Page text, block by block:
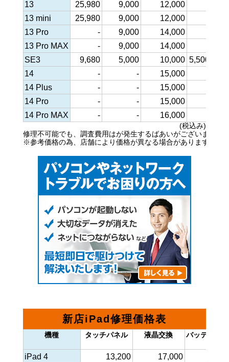
13 25,980 9,000 12,000
13 mini
25,980 9,000 12,000
13 Pro
- 9,000 14,000
13 Pro MAX
- 9,000 14,000
SE3
9,680 5,000 10,000 5,500
14
- - 15,000
14 Plus
- - 15,000
14 Pro
- - 15,000
14 Pro MAX
- - 16,000
(税込み)
修理不可能でも、調査費用はが発生するばあいがございます。
※参考価格の為、店舗により価格が異なる場合があります。
新店iPad修理価格表
機種 タッチパネル 液晶交換 バッテリー
iPad 4 13,200 17,000